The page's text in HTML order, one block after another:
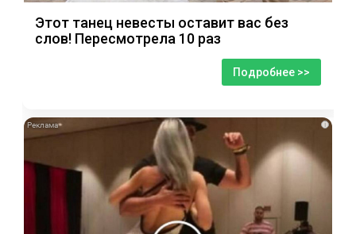
Этот танец невесты оставит вас без
слов! Пересмотрела 10 раз
Подробнее >>
i